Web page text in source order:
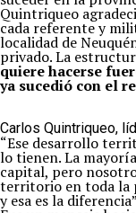
Quintriqueo
cada referente y
localidad de
privado. La
quiere hacerse
ya sucedió con el
Carlos Quintriqueo,
“Ese desarrollo
lo tienen. La
capital, pero
territorio en toda la
y esa es la